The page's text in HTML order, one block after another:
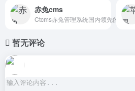
赤兔cms
Ctcms赤兔管理系统国内领先的技术
暂无评论